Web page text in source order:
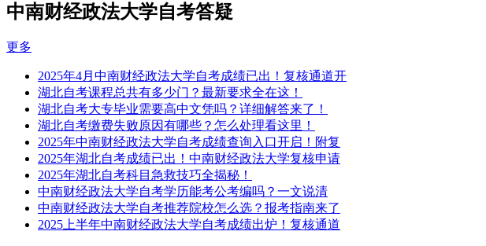
中南财经政法大学自考答疑
更多
2025年4月中南财经政法大学自考成绩已出！复核通道开
湖北自考课程总共有多少门？最新要求全在这！
湖北自考大专毕业需要高中文凭吗？详细解答来了！
湖北自考缴费失败原因有哪些？怎么处理看这里！
2025年中南财经政法大学自考成绩查询入口开启！附复
2025年湖北自考成绩已出！中南财经政法大学复核申请
2025年湖北自考科目急救技巧全揭秘！
中南财经政法大学自考学历能考公考编吗？一文说清
中南财经政法大学自考推荐院校怎么选？报考指南来了
2025上半年中南财经政法大学自考成绩出炉！复核通道